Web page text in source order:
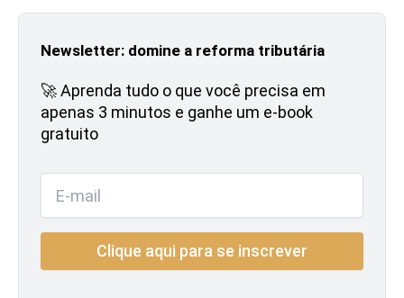
Newsletter: domine a reforma tributária
🚀 Aprenda tudo o que você precisa em
apenas 3 minutos e ganhe um e-book
gratuito